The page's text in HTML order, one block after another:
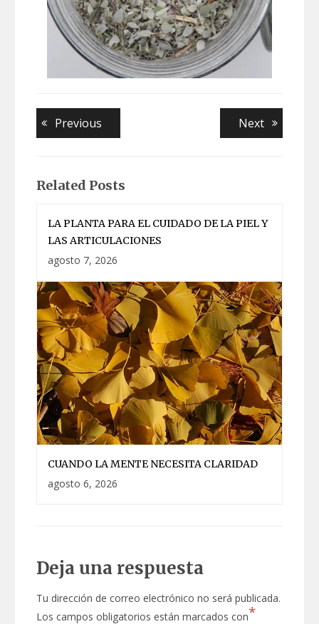
Navegación
de
Previous NextNext
Related Posts
LA PLANTA PARA EL CUIDADO DE LA PIEL Y
LAS ARTICULACIONES
agosto 7, 2026
CUANDO LA MENTE NECESITA CLARIDAD
agosto 6, 2026
Deja una respuesta
Tu dirección de correo electrónico no será publicada.
Los campos obligatorios están marcados con*